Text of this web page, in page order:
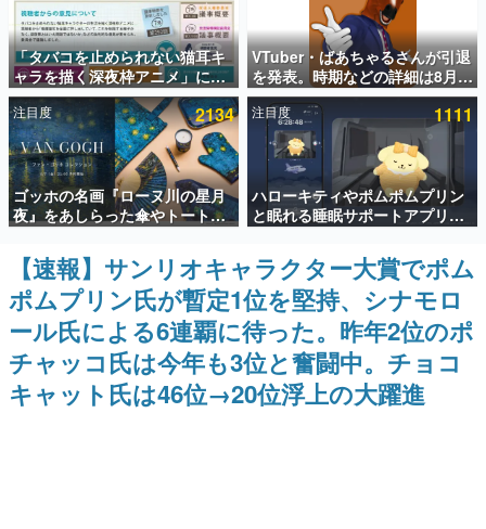
ゲームの企画書
名作ゲームクリエイターの方々に製作時のエピソードをお
聞きし、ヒットする企画（ゲーム）とは何か？を探ってい
きます。
赫本
この物語を解いてはいけない。『赫本』は、〈試験問題〉
の形をした短編ホラー小説集です。
新世代に訊く
これからのデジタルゲーム市場を担う若きクリエイター達
の姿を追い、彼らのルーツと情熱を探っていきます。
ゲーム世代の作家たち
ゲームに多大な影響を受けた作家さんに取材し、ゲームが
日本のコンテンツ産業やカルチャーに与えた影響を探る企
画です。
日本モバイルゲーム産業史
日本のモバイルゲーム史における主要なトピック・タイト
ルを網羅するほか、開発者へのインタビューや識者による
解説を掲載。約20年の歴史が一望できる決定版！
「タバコを止められない猫耳キ
ャラを描く深夜枠アニメ」に視
聴者の一部から批判意見。違法
薬物の使用と思しき描写も含め
て、BPOが議論を交わす
VTuber・ばあちゃるさんが引退
を発表。時期などの詳細は8月9
日15時からの配信で説明
注目度 2134
ゴッホの名画『ローヌ川の星月
夜』をあしらった傘やトートバ
ッグなどが登場。8月7日21時よ
り2日間限定で予約販売
注目度 1111
ハローキティやポムポムプリン
と眠れる睡眠サポートアプリ
『ゆめたび』が配信中。キャラ
ごとのASMRや目覚ましアラー
ムも搭載
【速報】サンリオキャラクター大賞でポム
ポムプリン氏が暫定1位を堅持、シナモロ
ール氏による6連覇に待った。昨年2位のポ
チャッコ氏は今年も3位と奮闘中。チョコ
キャット氏は46位→20位浮上の大躍進